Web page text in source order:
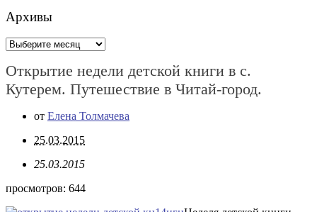
Архивы
Архивы
Открытие недели детской книги в с.
Кутерем. Путешествие в Читай-город.
от Елена Толмачева
25.03.2015
25.03.2015
просмотров: 644